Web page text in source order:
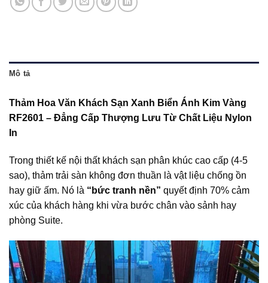
Mô tả
Thảm Hoa Văn Khách Sạn Xanh Biển Ánh Kim Vàng
RF2601 – Đẳng Cấp Thượng Lưu Từ Chất Liệu Nylon
In
Trong thiết kế nội thất khách sạn phân khúc cao cấp (4-5
sao), thảm trải sàn không đơn thuần là vật liệu chống ồn
hay giữ ấm. Nó là “bức tranh nền” quyết định 70% cảm
xúc của khách hàng khi vừa bước chân vào sảnh hay
phòng Suite.